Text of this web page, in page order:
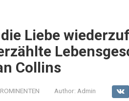
Liebe
Collins
Author: Admin